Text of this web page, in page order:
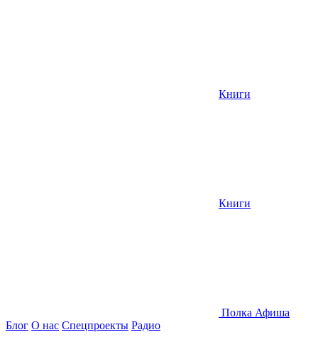
Книги
Книги
Полка Афиша
Блог О нас Спецпроекты Радио